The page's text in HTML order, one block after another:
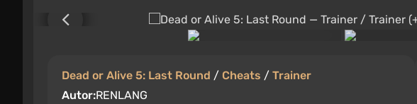
Dead or Alive 5: Last Round / Cheats / Trainer
Autor:RENLANG